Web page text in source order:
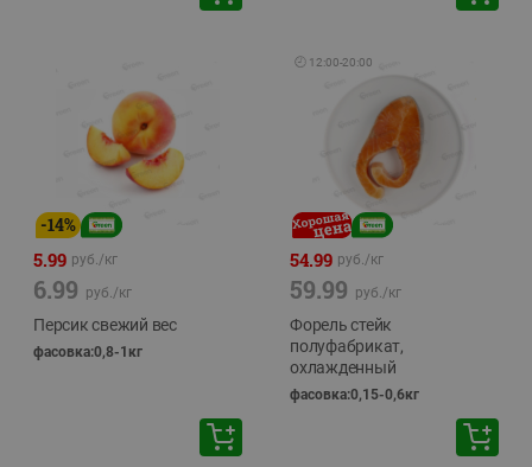
-14%
5.99 руб./кг
6.99 руб./кг
Персик свежий вес
фасовка:0,8-1кг
🕘 12:00-20:00
54.99 руб./кг
59.99 руб./кг
Форель стейк
полуфабрикат,
охлажденный
фасовка:0,15-0,6кг